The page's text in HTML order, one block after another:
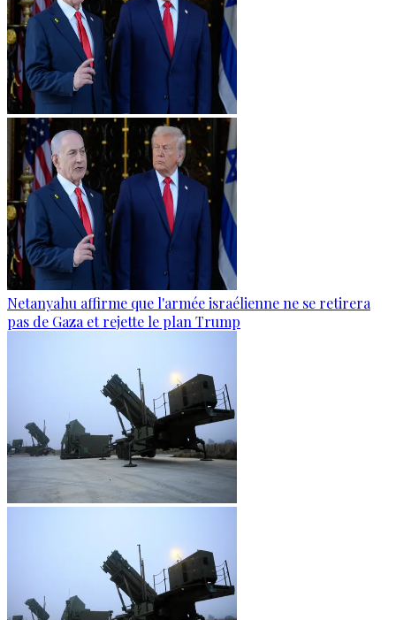
Netanyahu affirme que l'armée israélienne ne se retirera
pas de Gaza et rejette le plan Trump